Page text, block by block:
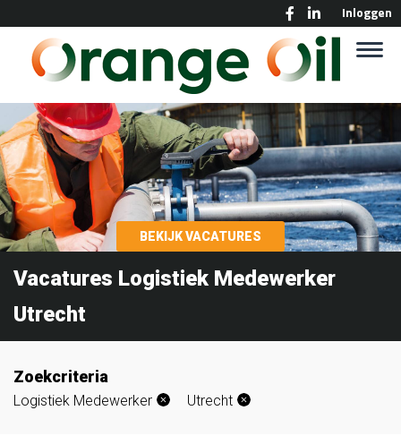
Inloggen
BEKIJK VACATURES
Vacatures Logistiek Medewerker
Utrecht
Zoekcriteria
Logistiek Medewerker Utrecht